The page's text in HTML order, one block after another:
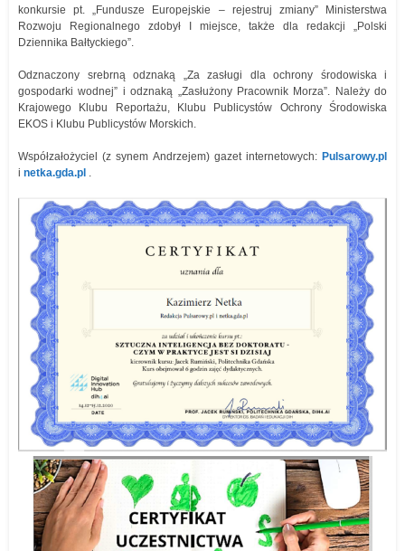
konkursie pt. „Fundusze Europejskie – rejestruj zmiany” Ministerstwa
Rozwoju Regionalnego zdobył I miejsce, także dla redakcji „Polski
Dziennika Bałtyckiego”.
Odznaczony srebrną odznaką „Za zasługi dla ochrony środowiska i
gospodarki wodnej” i odznaką „Zasłużony Pracownik Morza”. Należy do
Krajowego Klubu Reportażu, Klubu Publicystów Ochrony Środowiska
EKOS i Klubu Publicystów Morskich.
Współzałożyciel (z synem Andrzejem) gazet internetowych: Pulsarowy.pl
i netka.gda.pl .